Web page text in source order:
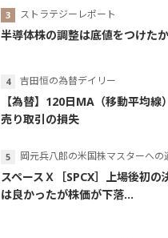
ストラテジーレポート
半導体株の調整は底値をつけたか
吉田恒の為替デイリー
【為替】120日MA（移動平均線
売り取引の損失
岡元兵八郎の米国株マスターへの
スペースＸ［SPCX］上場後初の
は良かったが株価が下落...